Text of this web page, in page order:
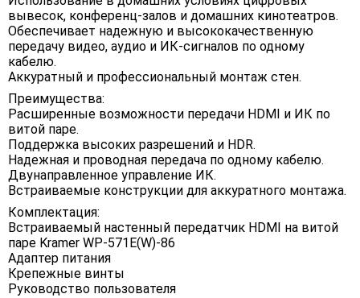
вывесок, конференц-залов и домашних кинотеатров.
Обеспечивает надежную и высококачественную
передачу видео, аудио и ИК-сигналов по одному
кабелю.
Аккуратный и профессиональный монтаж стен.
Преимущества:
Расширенные возможности передачи HDMI и ИК по
витой паре.
Поддержка высоких разрешений и HDR.
Надежная и проводная передача по одному кабелю.
Двунаправленное управление ИК.
Встраиваемые конструкции для аккуратного монтажа.
Комплектация:
Встраиваемый настенный передатчик HDMI на витой
паре Kramer WP-571E(W)-86
Адаптер питания
Крепежные винты
Руководство пользователя